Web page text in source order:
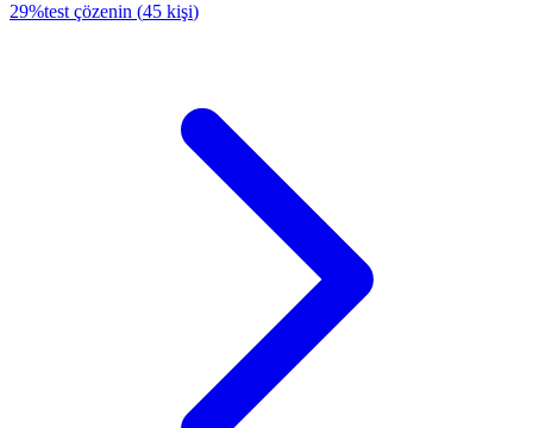
29%test çözenin (45 kişi)